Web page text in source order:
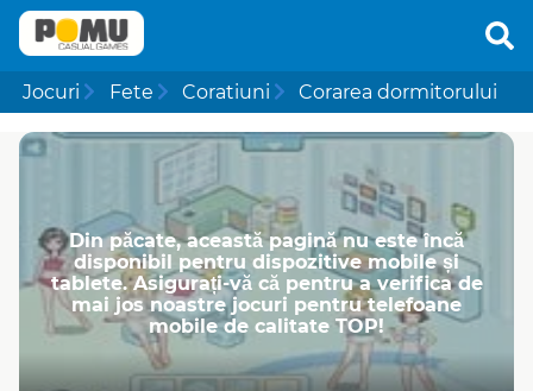
Jocuri Fete Coratiuni Corarea dormitorului
Din păcate, această pagină nu este încă
disponibil pentru dispozitive mobile și
tablete. Asigurați-vă că pentru a verifica de
mai jos noastre jocuri pentru telefoane
mobile de calitate TOP!